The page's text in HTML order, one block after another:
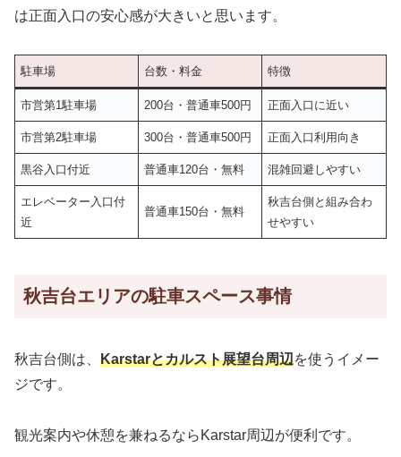
は正面入口の安心感が大きいと思います。
駐車場 台数・料金 特徴
市営第1駐車場 200台・普通車500円 正面入口に近い
市営第2駐車場 300台・普通車500円 正面入口利用向き
黒谷入口付近 普通車120台・無料 混雑回避しやすい
エレベーター入口付
近
普通車150台・無料
秋吉台側と組み合わ
せやすい
秋吉台エリアの駐車スペース事情
秋吉台側は、 Karstarとカルスト展望台周辺を使うイメー
ジです。
観光案内や休憩を兼ねるならKarstar周辺が便利です。